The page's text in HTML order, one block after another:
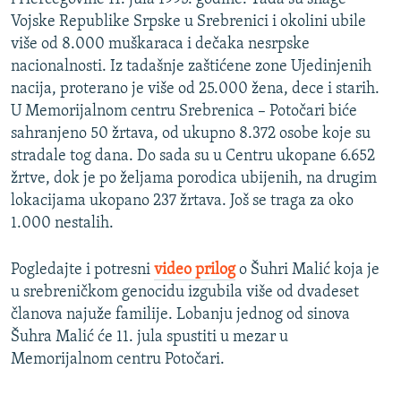
Vojske Republike Srpske u Srebrenici i okolini ubile
više od 8.000 muškaraca i dečaka nesrpske
nacionalnosti. Iz tadašnje zaštićene zone Ujedinjenih
nacija, proterano je više od 25.000 žena, dece i starih.
U Memorijalnom centru Srebrenica – Potočari biće
sahranjeno 50 žrtava, od ukupno 8.372 osobe koje su
stradale tog dana. Do sada su u Centru ukopane 6.652
žrtve, dok je po željama porodica ubijenih, na drugim
lokacijama ukopano 237 žrtava. Još se traga za oko
1.000 nestalih.
Pogledajte i potresni video prilogo Šuhri Malić koja je
u srebreničkom genocidu izgubila više od dvadeset
članova najuže familije. Lobanju jednog od sinova
Šuhra Malić će 11. jula spustiti u mezar u
Memorijalnom centru Potočari.